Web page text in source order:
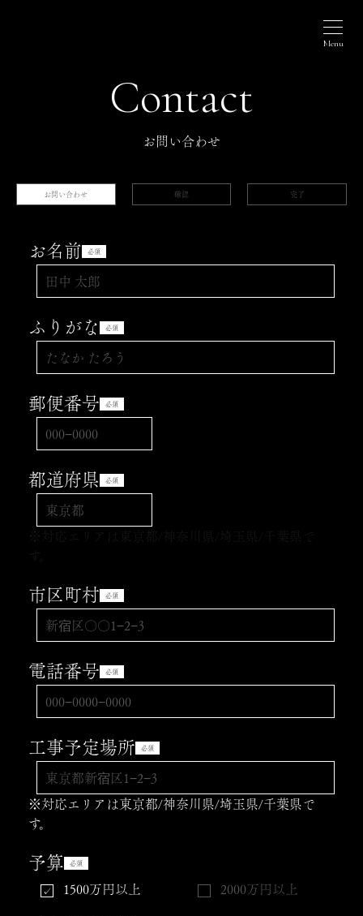
Contact
お問い合わせ
お問い合わせ 確認 完了
お名前 必須
ふりがな 必須
郵便番号 必須
都道府県 必須
※対応エリアは東京都/神奈川県/埼玉県/千葉県で
市区町村 必須
電話番号 必須
工事予定場所 必須
※対応エリアは東京都/神奈川県/埼玉県/千葉県で
す。
予算 必須
1500万円以上 2000万円以上